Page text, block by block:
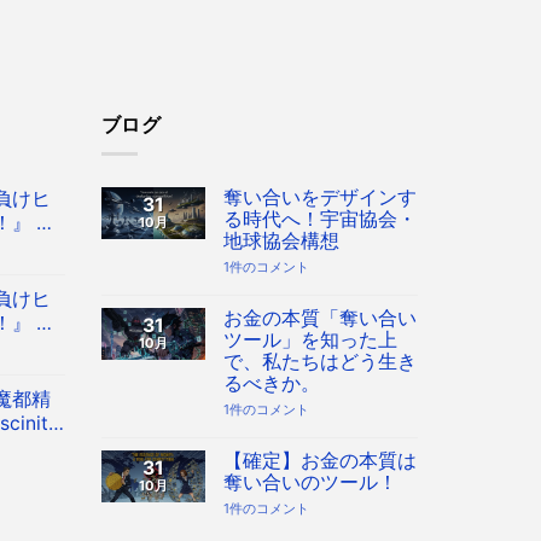
けヒ
Co
見杏
ギュ
けヒ
Co
見杏
ギュ
都精
ギュ
ブログ
31
10月
奪い合いをデザインす
る時代へ！宇宙協会・
地球協会構想
奪
い
を
デ
ザ
イ
ン
す
る
へ！
宇
宙
協
1件のコメント
31
10月
お金の本質「奪い合い
ツール」を知った上
で、私たちはどう生き
るべきか。
お
質
「奪
い
合
1件のコメント
31
10月
【確定】お金の本質は
奪い合いのツール！
【確
1件のコメント